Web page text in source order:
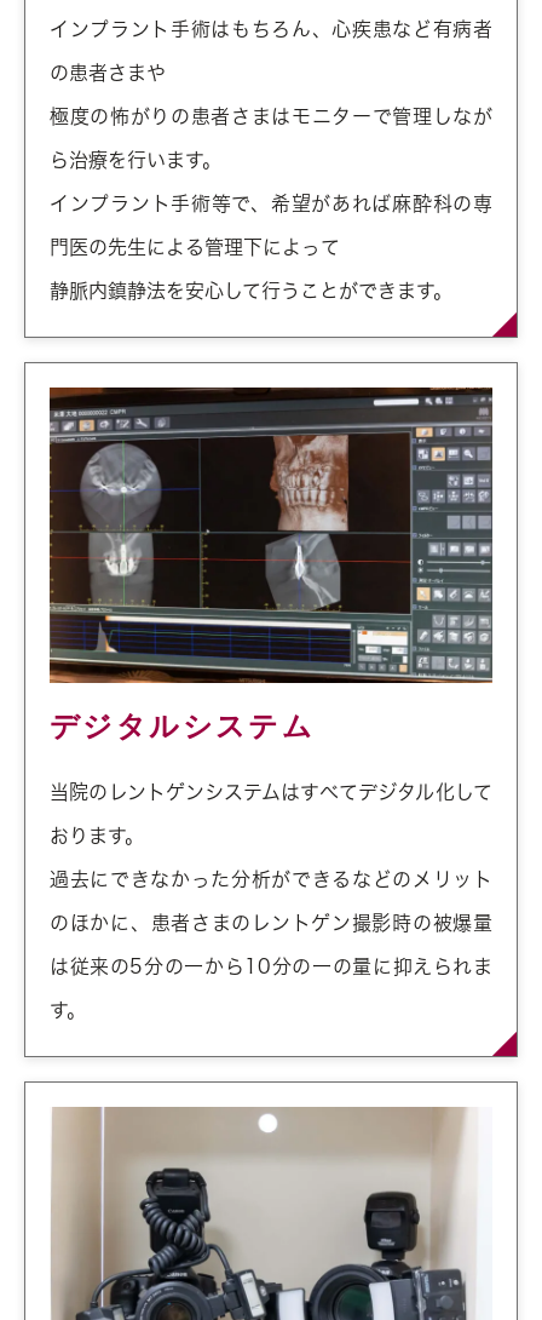
インプラント手術はもちろん、心疾患など有病者
の患者さまや
極度の怖がりの患者さまはモニターで管理しなが
ら治療を行います。
インプラント手術等で、希望があれば麻酔科の専
門医の先生による管理下によって
静脈内鎮静法を安心して行うことができます。
デジタルシステム
当院のレントゲンシステムはすべてデジタル化して
おります。
過去にできなかった分析ができるなどのメリット
のほかに、患者さまのレントゲン撮影時の被爆量
は従来の5分の一から10分の一の量に抑えられま
す。